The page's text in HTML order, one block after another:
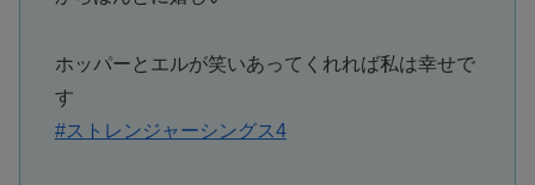
ホッパーとエルが笑いあってくれれば私は幸せで
す
#ストレンジャーシングス4